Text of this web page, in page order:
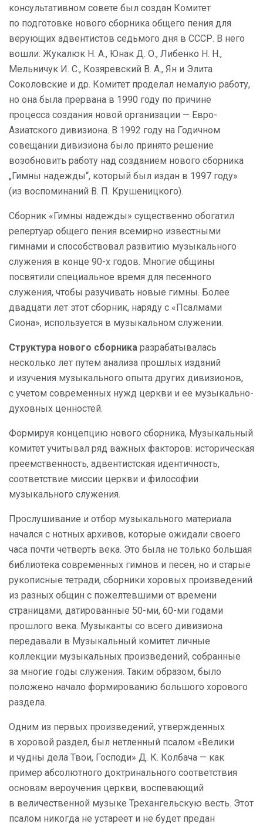
консультативном совете был создан Комитет
по подготовке нового сборника общего пения для
верующих адвентистов седьмого дня в СССР. В него
вошли: Жукалюк Н. А., Юнак Д. О., Либенко Н. Н.,
Мельничук И. С., Козяревский В. А., Ян и Элита
Соколовские и др. Комитет проделал немалую работу,
но она была прервана в 1990 году по причине
процесса создания новой организации — Евро-
Азиатского дивизиона. В 1992 году на Годичном
совещании дивизиона было принято решение
возобновить работу над созданием нового сборника
„Гимны надежды“, который был издан в 1997 году»
(из воспоминаний В. П. Крушеницкого).
Сборник «Гимны надежды» существенно обогатил
репертуар общего пения всемирно известными
гимнами и способствовал развитию музыкального
служения в конце 90-х годов. Многие общины
посвятили специальное время для песенного
служения, чтобы разучивать новые гимны. Более
двадцати лет этот сборник, наряду с «Псалмами
Сиона», используется в музыкальном служении.
Структура нового сборника разрабатывалась
несколько лет путем анализа прошлых изданий
и изучения музыкального опыта других дивизионов,
с учетом современных нужд церкви и ее музыкально-
духовных ценностей.
Формируя концепцию нового сборника, Музыкальный
комитет учитывал ряд важных факторов: историческая
преемственность, адвентистская идентичность,
соответствие миссии церкви и философии
музыкального служения.
Прослушивание и отбор музыкального материала
начался с нотных архивов, которые ожидали своего
часа почти четверть века. Это была не только большая
библиотека современных гимнов и песен, но и старые
рукописные тетради, сборники хоровых произведений
из разных общин с пожелтевшими от времени
страницами, датированные 50-ми, 60-ми годами
прошлого века. Музыканты со всего дивизиона
передавали в Музыкальный комитет личные
коллекции музыкальных произведений, собранные
за многие годы служения. Таким образом, было
положено начало формированию большого хорового
раздела.
Одним из первых произведений, утвержденных
в хоровой раздел, был нетленный псалом «Велики
и чудны дела Твои, Господи» Д. К. Колбача — как
пример абсолютного доктринального соответствия
основам вероучения церкви, воспевающий
в величественной музыке Трехангельскую весть. Этот
псалом никогда не устареет и не будет предан